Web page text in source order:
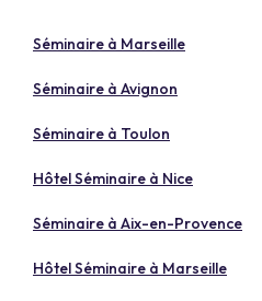
Séminaire à Marseille
Séminaire à Avignon
Séminaire à Toulon
Hôtel Séminaire à Nice
Séminaire à Aix-en-Provence
Hôtel Séminaire à Marseille